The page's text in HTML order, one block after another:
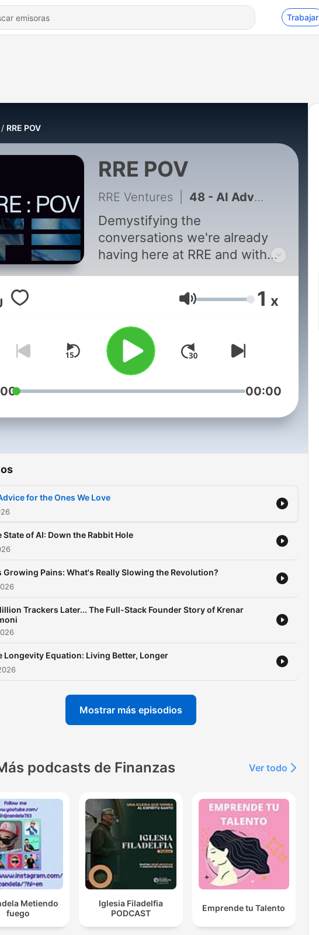
Trabajar
RRE POV
RRE POV
RRE Ventures 48 - AI Advice for the Ones We Love
Demystifying the
conversations we're already
having here at RRE and with
each episode, your hosts, Will
Porteous and Raju Rishi, will
shaping the future, from
satellite technology to digital
health to venture investing and
much more.
Volumen 1 x
00:00
for the Ones We Love
State of AI: Down the Rabbit Hole
Growing Pains: What's Really Slowing the Revolution?
Trackers Later... The Full-Stack Founder Story of Krenar
Longevity Equation: Living Better, Longer
Mostrar más episodios
podcasts de Finanzas Ver todo
Metiendo
fuego
Iglesia Filadelfia
PODCAST
Emprende tu Talento